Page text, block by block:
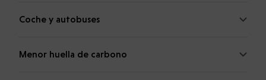
Coche y autobuses
Menor huella de carbono